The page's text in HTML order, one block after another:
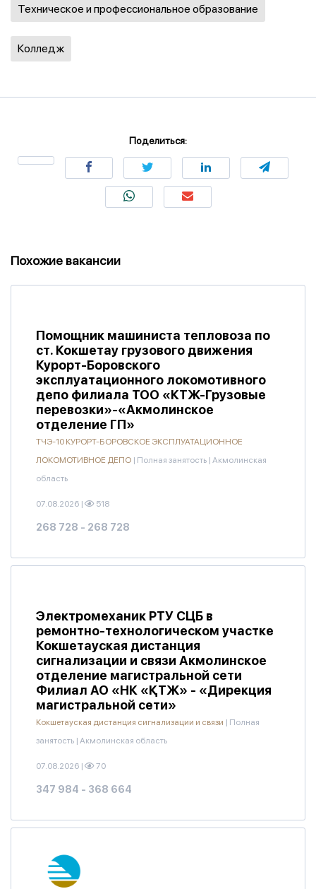
Техническое и профессиональное образование
Колледж
Поделиться:
Похожие вакансии
Помощник машиниста тепловоза по
ст. Кокшетау грузового движения
Курорт-Боровского
эксплуатационного локомотивного
депо филиала ТОО «КТЖ-Грузовые
перевозки»-«Акмолинское
отделение ГП»
ТЧЭ-10 КУРОРТ-БОРОВСКОЕ ЭКСПЛУАТАЦИОННОЕ
ЛОКОМОТИВНОЕ ДЕПО | Полная занятость | Акмолинская
область
07.08.2026 | 518
268 728 - 268 728
Электромеханик РТУ СЦБ в
ремонтно-технологическом участке
Кокшетауская дистанция
сигнализации и связи Акмолинское
отделение магистральной сети
Филиал АО «НК «ҚТЖ» - «Дирекция
магистральной сети»
Кокшетауская дистанция сигнализации и связи | Полная
занятость | Акмолинская область
07.08.2026 | 70
347 984 - 368 664